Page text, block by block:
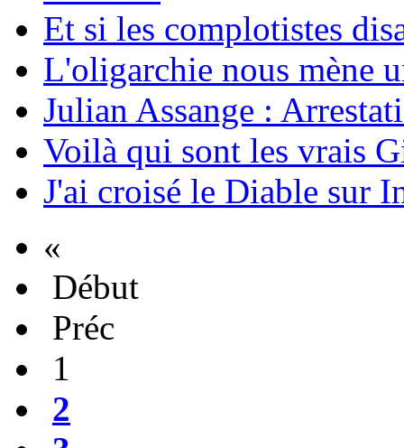
Et si les complotistes
L'oligarchie nous mène
Julian Assange :
Voilà qui sont les vrais
J'ai croisé le Diable sur
«
Début
Préc
1
2